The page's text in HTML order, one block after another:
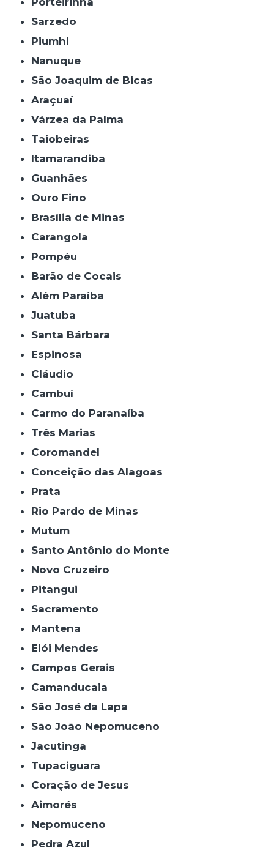
Sarzedo
Piumhi
Nanuque
São Joaquim de Bicas
Araçuaí
Várzea da Palma
Taiobeiras
Itamarandiba
Guanhães
Ouro Fino
Brasília de Minas
Carangola
Pompéu
Barão de Cocais
Além Paraíba
Juatuba
Santa Bárbara
Espinosa
Cláudio
Cambuí
Carmo do Paranaíba
Três Marias
Coromandel
Conceição das Alagoas
Prata
Rio Pardo de Minas
Mutum
Santo Antônio do Monte
Novo Cruzeiro
Pitangui
Sacramento
Mantena
Elói Mendes
Campos Gerais
Camanducaia
São José da Lapa
São João Nepomuceno
Jacutinga
Tupaciguara
Coração de Jesus
Aimorés
Nepomuceno
Pedra Azul